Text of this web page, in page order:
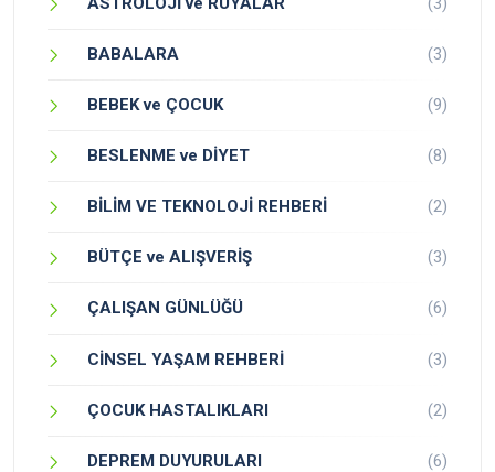
BABALARA (3)
BEBEK ve ÇOCUK (9)
BESLENME ve DİYET (8)
BİLİM VE TEKNOLOJİ REHBERİ (2)
BÜTÇE ve ALIŞVERİŞ (3)
ÇALIŞAN GÜNLÜĞÜ (6)
CİNSEL YAŞAM REHBERİ (3)
ÇOCUK HASTALIKLARI (2)
DEPREM DUYURULARI (6)